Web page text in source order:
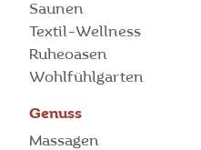
Saunen
Textil-Wellness
Ruheoasen
Wohlfühlgarten
Genuss
Massagen